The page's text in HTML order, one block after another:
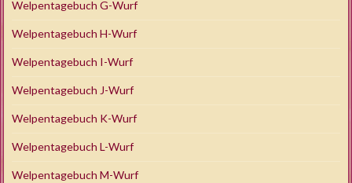
Welpentagebuch G-Wurf
Welpentagebuch H-Wurf
Welpentagebuch I-Wurf
Welpentagebuch J-Wurf
Welpentagebuch K-Wurf
Welpentagebuch L-Wurf
Welpentagebuch M-Wurf